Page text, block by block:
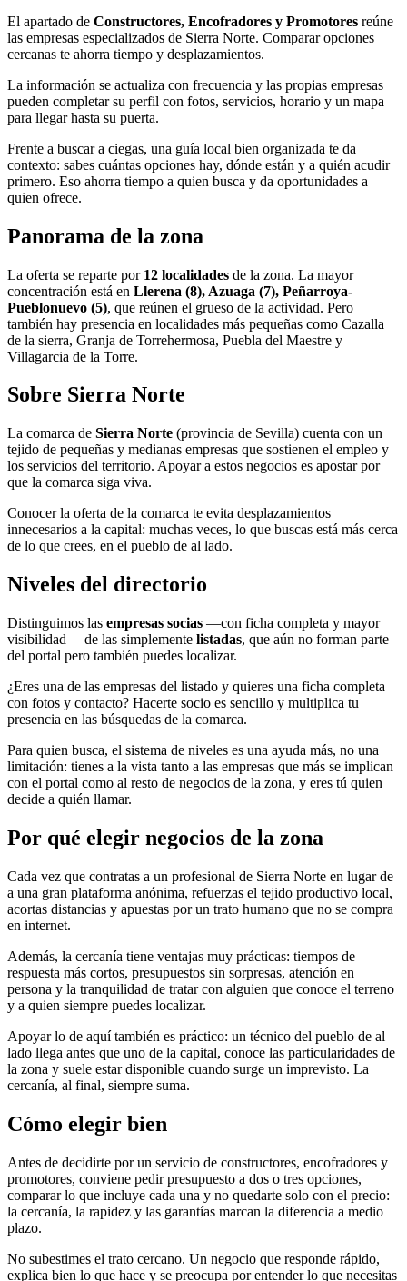
El apartado de Constructores, Encofradores y Promotores reúne
las empresas especializados de Sierra Norte. Comparar opciones
cercanas te ahorra tiempo y desplazamientos.
La información se actualiza con frecuencia y las propias empresas
pueden completar su perfil con fotos, servicios, horario y un mapa
para llegar hasta su puerta.
Frente a buscar a ciegas, una guía local bien organizada te da
contexto: sabes cuántas opciones hay, dónde están y a quién acudir
primero. Eso ahorra tiempo a quien busca y da oportunidades a
quien ofrece.
Panorama de la zona
La oferta se reparte por 12 localidades de la zona. La mayor
concentración está en Llerena (8), Azuaga (7), Peñarroya-
Pueblonuevo (5), que reúnen el grueso de la actividad. Pero
también hay presencia en localidades más pequeñas como Cazalla
de la sierra, Granja de Torrehermosa, Puebla del Maestre y
Villagarcia de la Torre.
Sobre Sierra Norte
La comarca de Sierra Norte (provincia de Sevilla) cuenta con un
tejido de pequeñas y medianas empresas que sostienen el empleo y
los servicios del territorio. Apoyar a estos negocios es apostar por
que la comarca siga viva.
Conocer la oferta de la comarca te evita desplazamientos
innecesarios a la capital: muchas veces, lo que buscas está más cerca
de lo que crees, en el pueblo de al lado.
Niveles del directorio
Distinguimos las empresas socias —con ficha completa y mayor
visibilidad— de las simplemente listadas, que aún no forman parte
del portal pero también puedes localizar.
¿Eres una de las empresas del listado y quieres una ficha completa
con fotos y contacto? Hacerte socio es sencillo y multiplica tu
presencia en las búsquedas de la comarca.
Para quien busca, el sistema de niveles es una ayuda más, no una
limitación: tienes a la vista tanto a las empresas que más se implican
con el portal como al resto de negocios de la zona, y eres tú quien
decide a quién llamar.
Por qué elegir negocios de la zona
Cada vez que contratas a un profesional de Sierra Norte en lugar de
a una gran plataforma anónima, refuerzas el tejido productivo local,
acortas distancias y apuestas por un trato humano que no se compra
en internet.
Además, la cercanía tiene ventajas muy prácticas: tiempos de
respuesta más cortos, presupuestos sin sorpresas, atención en
persona y la tranquilidad de tratar con alguien que conoce el terreno
y a quien siempre puedes localizar.
Apoyar lo de aquí también es práctico: un técnico del pueblo de al
lado llega antes que uno de la capital, conoce las particularidades de
la zona y suele estar disponible cuando surge un imprevisto. La
cercanía, al final, siempre suma.
Cómo elegir bien
Antes de decidirte por un servicio de constructores, encofradores y
promotores, conviene pedir presupuesto a dos o tres opciones,
comparar lo que incluye cada una y no quedarte solo con el precio:
la cercanía, la rapidez y las garantías marcan la diferencia a medio
plazo.
No subestimes el trato cercano. Un negocio que responde rápido,
explica bien lo que hace y se preocupa por entender lo que necesitas